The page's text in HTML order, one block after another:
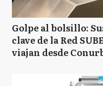
Golpe al bolsillo:
clave de la Red
viajan desde